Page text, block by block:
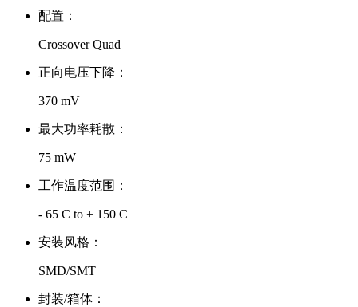
配置：
Crossover Quad
正向电压下降：
370 mV
最大功率耗散：
75 mW
工作温度范围：
- 65 C to + 150 C
安装风格：
SMD/SMT
封装/箱体：